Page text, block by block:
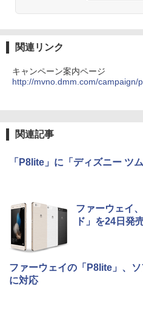
関連リンク
キャンペーン案内ページ
http://mvno.dmm.com/campaign/
関連記事
「P8lite」に「ディズニー ツ
ファーウェイ
ド」を24日発
ファーウェイの「P8lite」、ソ
に対応